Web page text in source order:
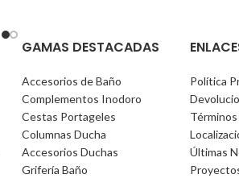
GAMAS DESTACADAS
Accesorios de Baño
Complementos Inodoro
Cestas Portageles
Columnas Ducha
Accesorios Duchas
Grifería Baño
Política
Últimas